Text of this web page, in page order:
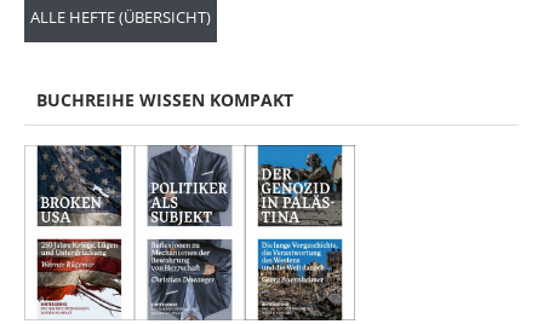
ALLE HEFTE (ÜBERSICHT)
BUCHREIHE WISSEN KOMPAKT